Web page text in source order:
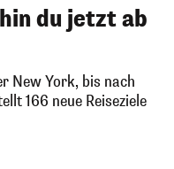
du jetzt ab
New York, bis nach
166 neue Reiseziele